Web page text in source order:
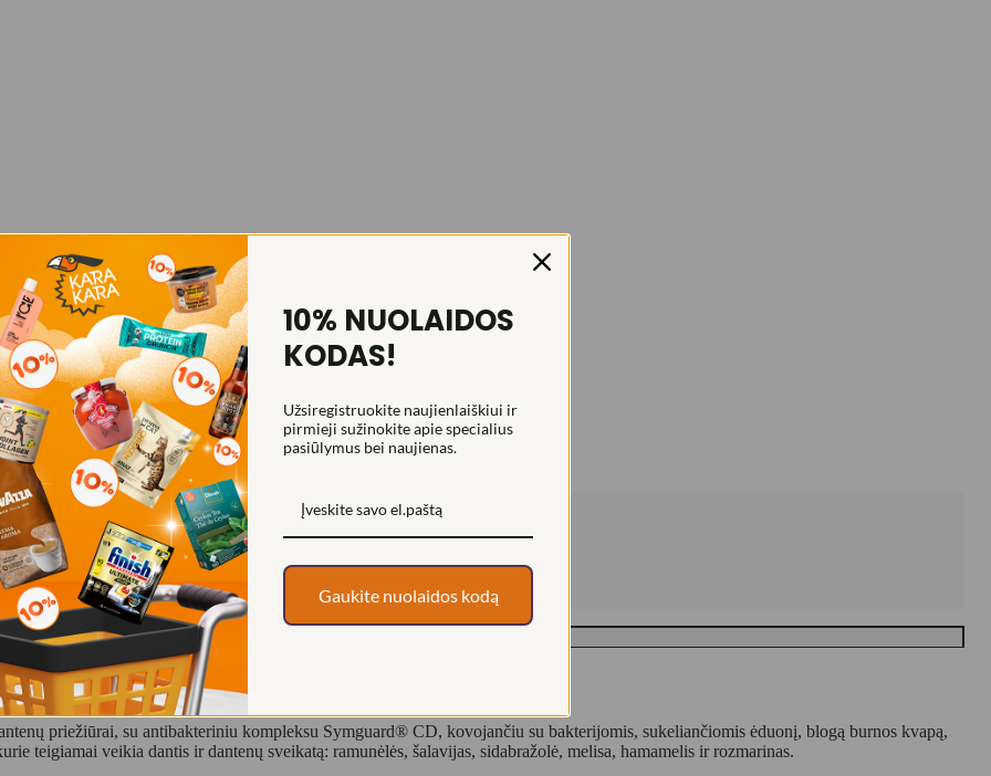
priežiūrai, su antibakteriniu kompleksu Symguard® CD, kovojančiu su bakterijomis, sukeliančiomis ėduonį, blogą burnos kvapą,
teigiamai veikia dantis ir dantenų sveikatą: ramunėlės, šalavijas, sidabražolė, melisa, hamamelis ir rozmarinas.
10% NUOLAIDOS
KODAS!
Užsiregistruokite naujienlaiškiui ir
pirmieji sužinokite apie specialius
pasiūlymus bei naujienas.
Gaukite nuolaidos kodą